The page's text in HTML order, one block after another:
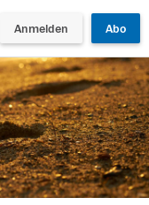
Anmelden Abo